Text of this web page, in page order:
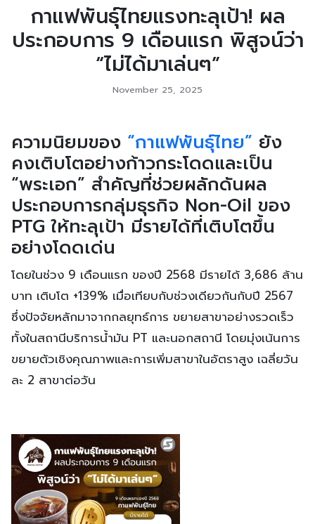
กาแฟพันธุ์ไทยแรงทะลุเป้า! ผล
ประกอบการ 9 เดือนแรก พิสูจน์ว่า
“ไม่ได้มาเล่นๆ”
November 25, 2025
ความนิยมของ “กาแฟพันธุ์ไทย” ยัง
คงเติบโตอย่างก้าวกระโดดและเป็น
“พระเอก” สำคัญที่ช่วยผลักดันผล
ประกอบการกลุ่มธุรกิจ Non-Oil ของ
PTG ให้ทะลุเป้า มีรายได้ที่เติบโตขึ้น
อย่างโดดเด่น
โดยในช่วง 9 เดือนแรก ของปี 2568 มีรายได้ 3,686 ล้าน
บาท เติบโต +139% เมื่อเทียบกับช่วงเดียวกันกับปี 2567
ซึ่งปัจจัยหลักมาจากกลยุทธ์การ ขยายสาขาอย่างรวดเร็ว
ทั้งในสถานีบริการน้ำมัน PT และนอกสถานี โดยมุ่งเน้นการ
ขยายตัวเชิงคุณภาพและการเพิ่มสาขาในอัตราสูง เฉลี่ยวัน
ละ 2 สาขาต่อวัน